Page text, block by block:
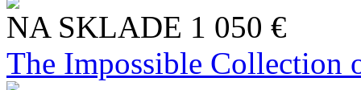
NA SKLADE 1 050 €
The Impossible Collection